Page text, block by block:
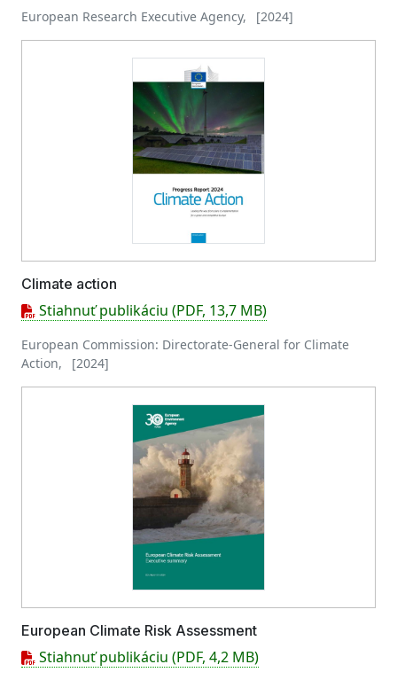
European Research Executive Agency, [2024]
Climate action
Stiahnuť publikáciu (PDF, 13,7 MB)
European Commission: Directorate-General for Climate
Action, [2024]
European Climate Risk Assessment
Stiahnuť publikáciu (PDF, 4,2 MB)